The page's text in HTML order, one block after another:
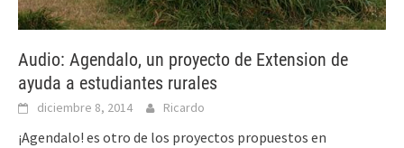
Audio: Agendalo, un proyecto de Extension de
ayuda a estudiantes rurales
diciembre 8, 2014 Ricardo
¡Agendalo! es otro de los proyectos propuestos en